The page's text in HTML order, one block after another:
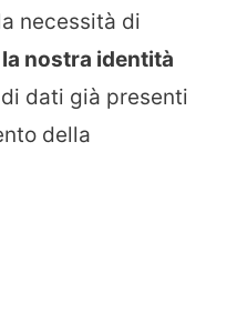
necessità di
nostra identità
dati già presenti
della